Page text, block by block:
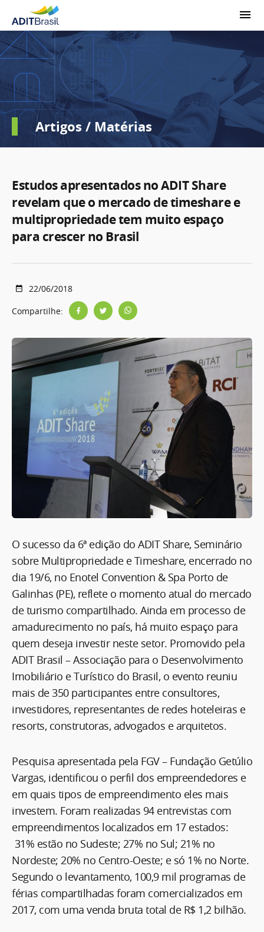
Artigos / Matérias
Estudos apresentados no ADIT Share
revelam que o mercado de timeshare e
multipropriedade tem muito espaço
para crescer no Brasil
22/06/2018
Compartilhe:
O sucesso da 6ª edição do ADIT Share, Seminário
sobre Multipropriedade e Timeshare, encerrado no
dia 19/6, no Enotel Convention & Spa Porto de
Galinhas (PE), reflete o momento atual do mercado
de turismo compartilhado. Ainda em processo de
amadurecimento no país, há muito espaço para
quem deseja investir neste setor. Promovido pela
ADIT Brasil – Associação para o Desenvolvimento
Imobiliário e Turístico do Brasil, o evento reuniu
mais de 350 participantes entre consultores,
investidores, representantes de redes hoteleiras e
resorts, construtoras, advogados e arquitetos.
Pesquisa apresentada pela FGV – Fundação Getúlio
Vargas, identificou o perfil dos empreendedores e
em quais tipos de empreendimento eles mais
investem. Foram realizadas 94 entrevistas com
empreendimentos localizados em 17 estados:
31% estão no Sudeste; 27% no Sul; 21% no
Nordeste; 20% no Centro-Oeste; e só 1% no Norte.
Segundo o levantamento, 100,9 mil programas de
férias compartilhadas foram comercializados em
2017, com uma venda bruta total de R$ 1,2 bilhão.